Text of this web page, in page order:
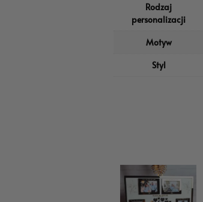
Rodzaj
personalizacji
Motyw
Styl